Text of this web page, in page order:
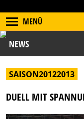
MENÜ
NEWS
SAISON20122013
DUELL MIT